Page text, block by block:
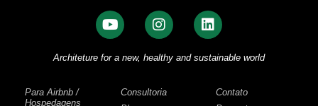
Architeture for a new, healthy and sustainable world
Para Airbnb /
Hospedagens
Consultoria
Contato